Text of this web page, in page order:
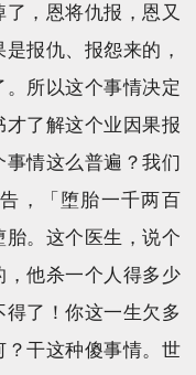
，恩将仇报，恩又
报仇、报怨来的，
所以这个事情决定
了解这个业因果报
情这么普遍？我们
，「堕胎一千两百
。这个医生，说个
他杀一个人得多少
了！你这一生欠多
干这种傻事情。世